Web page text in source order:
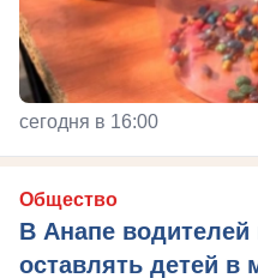
сегодня в 16:00
Общество
В Анапе водителей
оставлять детей в